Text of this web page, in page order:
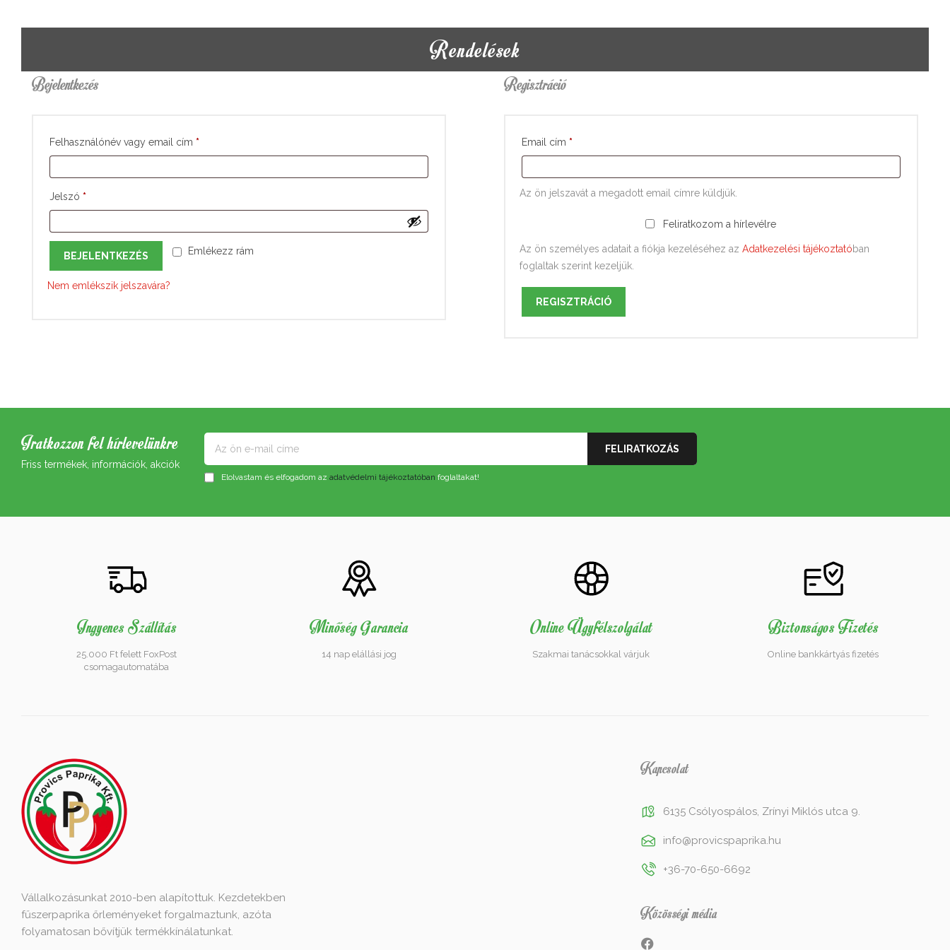
Rendelések
Bejelentkezés
Felhasználónév vagy email cím *
Jelszó *
Emlékezz rám
BEJELENTKEZÉS
Nem emlékszik jelszavára?
Regisztráció
Email cím *
Az ön jelszavát a megadott email címre küldjük.
Feliratkozom a hírlevélre
Az ön személyes adatait a fiókja kezeléséhez az Adatkezelési tájékoztatóban
foglaltak szerint kezeljük.
REGISZTRÁCIÓ
Iratkozzon fel hírlevelünkre
Friss termékek, információk, akciók
Elolvastam és elfogadom az adatvédelmi tájékoztatóban foglaltakat!
Ingyenes Szállítás
25.000 Ft felett FoxPost
csomagautomatába
Minőség Garancia
14 nap elállási jog
Online Ügyfélszolgálat
Szakmai tanácsokkal várjuk
Biztonságos Fizetés
Online bankkártyás fizetés
Vállalkozásunkat 2010-ben alapítottuk. Kezdetekben
fűszerpaprika őrleményeket forgalmaztunk, azóta
folyamatosan bővítjük termékkínálatunkat.
Kapcsolat
6135 Csólyospálos, Zrínyi Miklós utca 9.
info@provicspaprika.hu
+36-70-650-6692
Közösségi média